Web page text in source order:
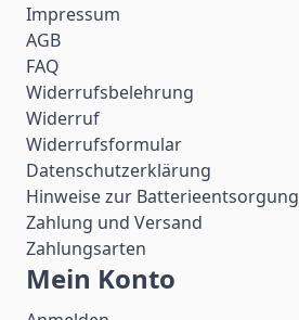
Impressum
AGB
FAQ
Widerrufsbelehrung
Widerruf
Widerrufsformular
Datenschutzerklärung
Hinweise zur Batterieentsorgung
Zahlung und Versand
Zahlungsarten
Mein Konto